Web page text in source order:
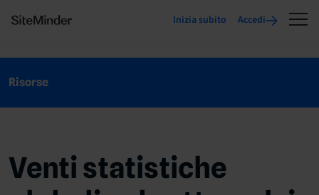
Inizia subito Accedi
Risorse
Venti statistiche